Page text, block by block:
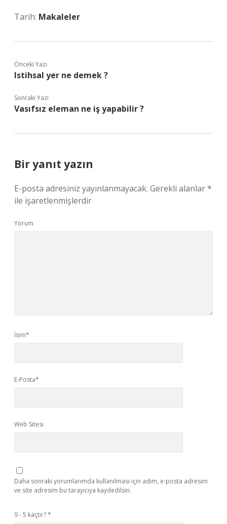
Tarih: Makaleler
Önceki Yazı
Istihsal yer ne demek ?
Sonraki Yazı
Vasıfsız eleman ne iş yapabilir ?
Bir yanıt yazın
E-posta adresiniz yayınlanmayacak. Gerekli alanlar*
ile işaretlenmişlerdir
Yorum
İsim*
E-Posta*
Web Sitesi
Daha sonraki yorumlarımda kullanılması için adım, e-posta adresim
ve site adresim bu tarayıcıya kaydedilsin.
9 - 5 kaçtır?*